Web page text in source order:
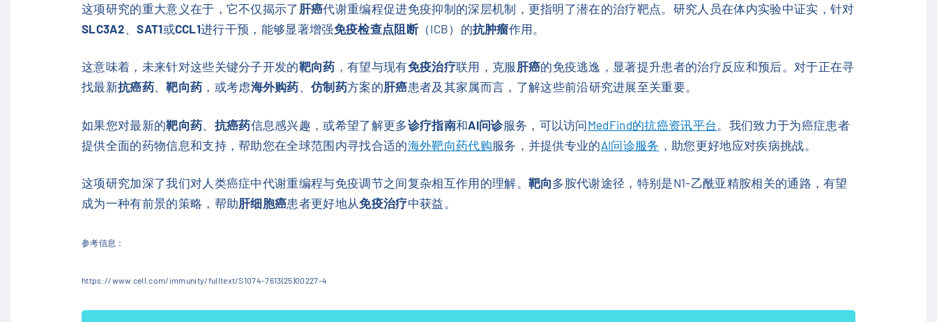
这项研究的重大意义在于，它不仅揭示了 肝癌代谢重编程促进免疫抑制的深层机制，更指明了潜在的治疗靶点。研究人员在体内实验中证实，针对
SLC3A2 、SAT1或CCL1进行干预，能够显著增强免疫检查点阻断（ICB）的抗肿瘤作用。
这意味着，未来针对这些关键分子开发的靶向药 ，有望与现有免疫治疗联用，克服 肝癌的免疫逃逸，显著提升患者的治疗反应和预后。对于正在寻
找最新抗癌药、靶向药 ，或考虑海外购药、仿制药方案的肝癌患者及其家属而言，了解这些前沿研究进展至关重要。
如果您对最新的靶向药 抗癌药信息感兴趣，或希望了解更多诊疗指南和AI问诊服务，可以访问MedFind的抗癌资讯平台
。我们致力于为癌症患者
提供全面的药物信息和支持，帮助您在全球范围内寻找合适的海外靶向药代购服务，并提供专业的AI问诊服务 ，助您更好地应对疾病挑战。
这项研究加深了我们对人类癌症中代谢重编程与免疫调节之间复杂相互作用的理解。 靶向多胺代谢途径，特别是N1-乙酰亚精胺相关的通路，有望
成为一种有前景的策略，帮助肝细胞癌患者更好地从免疫治疗中获益。
参考信息：
https://www.cell.com/immunity/fulltext/S1074-7613(25)00227-4